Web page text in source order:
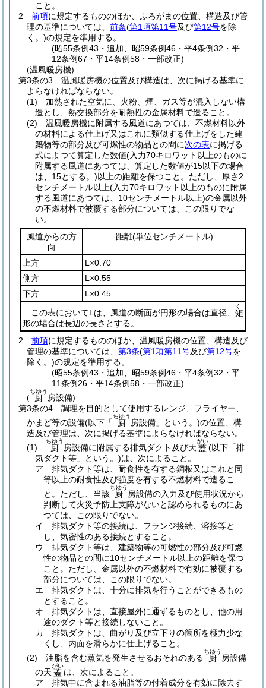
こと。
2
前項に規定するもののほか、ふろがまの位置、構造及び管
理の基準については、 前条(第1項第11号及び第12号を除
く。)の規定を準用する。
(昭55条例43・追加、昭59条例46・平4条例32・平
12条例67・平14条例58・一部改正)
(温風暖房機)
第3条の3
温風暖房機の位置及び構造は、次に掲げる基準に
よらなければならない。
(1)
加熱された空気に、火粉、煙、ガス等が混入しない構
造とし、熱交換部分を耐熱性の金属材料で造ること。
(2)
温風暖房機に附属する風道にあつては、不燃材料以外
の材料による仕上げ又はこれに類似する仕上げをした建
築物等の部分及び可燃性の物品との間に次の表に掲げる
式によつて算定した数値(入力70キロワット以上のものに
附属する風道にあつては、算定した数値が15以下の場合
は、15とする。)以上の距離を保つこと。 ただし、厚さ2
センチメートル以上(入力70キロワット以上のものに附属
する風道にあつては、10センチメートル以上)の金属以外
の不燃材料で被覆する部分については、この限りでな
い。
風道からの方
向
距離(単位センチメートル)
上方
L×0.70
側方
L×0.55
下方
L×0.45
この表においてLは、風道の断面が円形の場合は直径、 矩
く
形の場合は長辺の長さとする。
2
前項に規定するもののほか、温風暖房機の位置、構造及び
管理の基準については、 第3条(第1項第11号及び第12号を
除く。)の規定を準用する。
(昭55条例43・追加、昭59条例46・平4条例32・平
11条例26・平14条例58・一部改正)
(
厨
ちゆう
房設備)
第3条の4
調理を目的として使用するレンジ、フライヤー、
かまど等の設備(以下「 厨
ちゆう
房設備」という。)の位置、構
造及び管理は、次に掲げる基準によらなければならない。
(1)
厨
ちゆう
房設備に附属する排気ダクト及び天 蓋
がい
(以下「排
気ダクト等」という。)は、次によること。
ア
排気ダクト等は、耐食性を有する鋼板又はこれと同
等以上の耐食性及び強度を有する不燃材料で造るこ
と。 ただし、当該 厨
ちゆう
房設備の入力及び使用状況から
判断して火災予防上支障がないと認められるものにあ
つては、この限りでない。
イ
排気ダクト等の接続は、フランジ接続、溶接等と
し、気密性のある接続とすること。
ウ
排気ダクト等は、建築物等の可燃性の部分及び可燃
性の物品との間に10センチメートル以上の距離を保つ
こと。 ただし、金属以外の不燃材料で有効に被覆する
部分については、この限りでない。
エ
排気ダクトは、十分に排気を行うことができるもの
とすること。
オ
排気ダクトは、直接屋外に通ずるものとし、他の用
途のダクト等と接続しないこと。
カ
排気ダクトは、曲がり及び立下りの箇所を極力少な
くし、内面を滑らかに仕上げること。
(2)
油脂を含む蒸気を発生させるおそれのある 厨
ちゆう
房設備
の天 蓋
がい
は、次によること。
ア
排気中に含まれる油脂等の付着成分を有効に除去す